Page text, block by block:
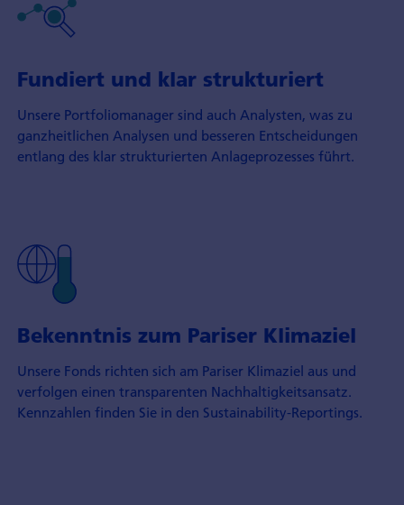
Fundiert und klar strukturiert
Unsere Portfoliomanager sind auch Analysten, was zu
ganzheitlichen Analysen und besseren Entscheidungen
entlang des klar strukturierten Anlageprozesses führt.
Bekenntnis zum Pariser Klimaziel
Unsere Fonds richten sich am Pariser Klimaziel aus und
verfolgen einen transparenten Nachhaltigkeitsansatz.
Kennzahlen finden Sie in den Sustainability-Reportings.